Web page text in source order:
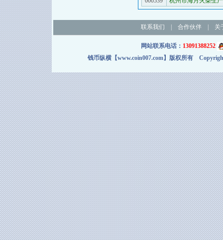
联系我们 合作伙伴| 关
网站联系电话： 13091388252
钱币纵横【www.coin007.com】版权所有